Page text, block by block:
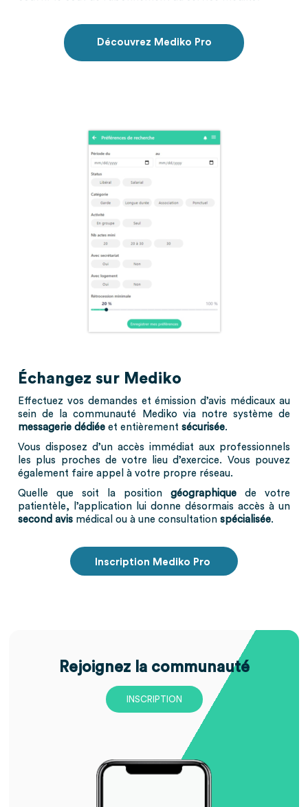
Découvrez Mediko Pro
Échangez sur Mediko
Effectuez vos demandes et émission d’avis médicaux au
sein de la communauté Mediko via notre système de
messagerie dédiée et entièrementsécurisée.
Vous disposez d’un accès immédiat aux professionnels
les plus proches de votre lieu d’exercice. Vous pouvez
également faire appel à votre propre réseau.
Quelle que soit la position géographique de votre
patientèle, l’application lui donne désormais accès à un
second avis médical ou à une consultationspécialisée.
Inscription Mediko Pro
Rejoignez la communauté
INSCRIPTION